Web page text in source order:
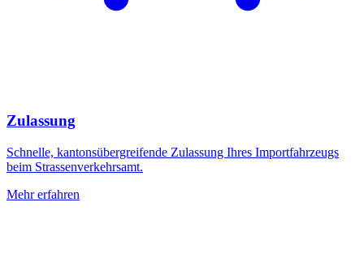
Zulassung
Schnelle, kantonsübergreifende Zulassung Ihres Importfahrzeugs
beim Strassenverkehrsamt.
Mehr erfahren